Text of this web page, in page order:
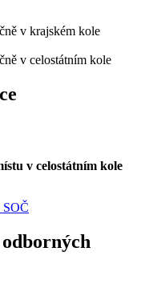
v krajském kole
v celostátním kole
v celostátním kole
SOČ